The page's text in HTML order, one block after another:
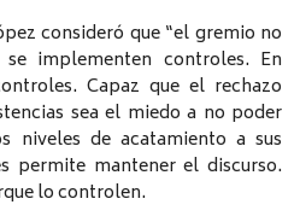
consideró que “el gremio no
implementen controles. En
Capaz que el rechazo
sea el miedo a no poder
niveles de acatamiento a sus
permite mantener el discurso.
lo controlen.